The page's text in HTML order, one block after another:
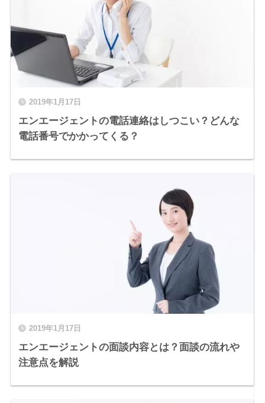
2019年1月17日
エンエージェントの電話連絡はしつこい？どんな
電話番号でかかってくる？
2019年1月17日
エンエージェントの面談内容とは？面談の流れや
注意点を解説